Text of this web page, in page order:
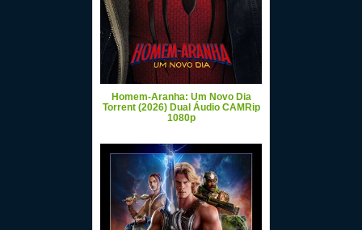
Homem-Aranha: Um Novo Dia
Torrent (2026) Dual Áudio CAMRip
1080p